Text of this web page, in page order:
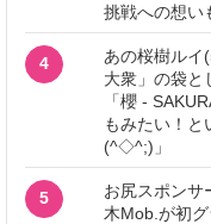
挑戦への想い
4
あの桜樹ルイ
大衆」の袋と
「櫻 -
もみたい！と
(^◇^;)」
5
お尻スポンサ
木Mob.が初